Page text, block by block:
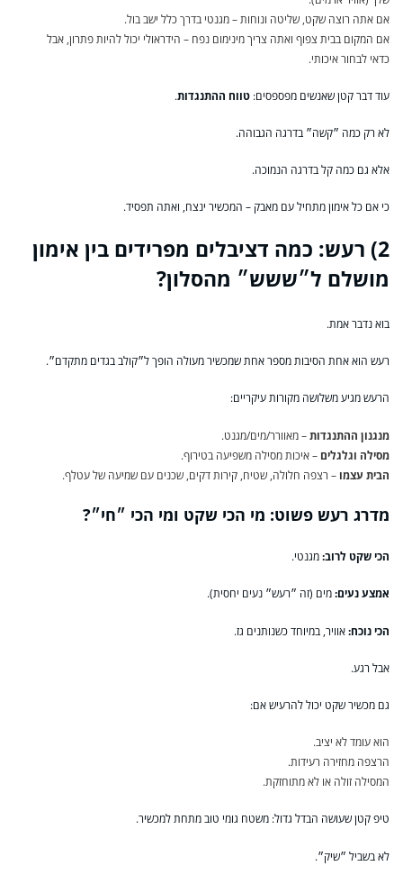
אם אתה רוצה שקט, שליטה ונוחות – מגנטי בדרך כלל ישב בול.
אם המקום בבית צפוף ואתה צריך מינימום נפח – הידראולי יכול להיות פתרון, אבל
כדאי לבחור איכותי.
עוד דבר קטן שאנשים מפספסים: טווח ההתנגדות.
לא רק כמה ״קשה״ בדרגה הגבוהה.
אלא גם כמה קל בדרגה הנמוכה.
כי אם כל אימון מתחיל עם מאבק – המכשיר ינצח, ואתה תפסיד.
2) רעש: כמה דציבלים מפרידים בין אימון
מושלם ל״ששש״ מהסלון?
בוא נדבר אמת.
רעש הוא אחת הסיבות מספר אחת שמכשיר מעולה הופך ל״קולב בגדים מתקדם״.
הרעש מגיע משלושה מקורות עיקריים:
מנגנון ההתנגדות– מאוורר/מים/מגנט.
מסילה וגלגלים – איכות מסילה משפיעה בטירוף.
הבית עצמו – רצפה חלולה, שטיח, קירות דקים, שכנים עם שמיעה של עטלף.
מדרג רעש פשוט: מי הכי שקט ומי הכי ״חי״?
הכי שקט לרוב:מגנטי.
אמצע נעים:מים (זה ״רעש״ נעים יחסית).
הכי נוכח:אוויר, במיוחד כשנותנים גז.
אבל רגע.
גם מכשיר שקט יכול להרעיש אם:
הוא עומד לא יציב.
הרצפה מחזירה רעידות.
המסילה זולה או לא מתוחזקת.
טיפ קטן שעושה הבדל גדול: משטח גומי טוב מתחת למכשיר.
לא בשביל ״שיק״.